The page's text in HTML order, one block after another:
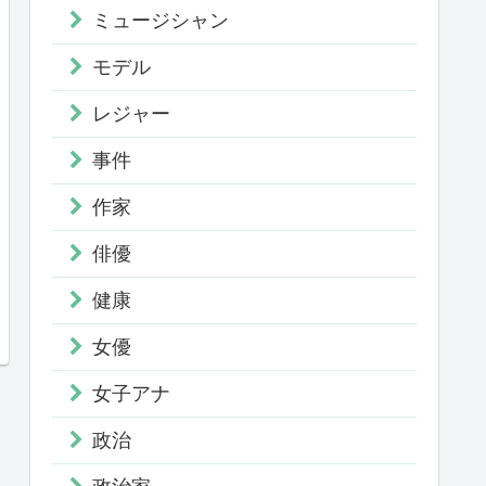
ミュージシャン
モデル
レジャー
事件
作家
俳優
健康
女優
女子アナ
政治